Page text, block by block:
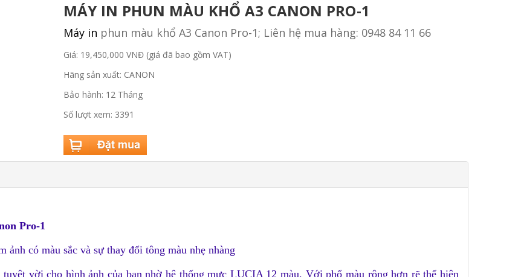
MÁY IN PHUN MÀU KHỔ A3 CANON PRO-1
Máy in phun màu khổ A3 Canon Pro-1; Liên hệ mua hàng: 0948 84 11 66
Giá: 19,450,000 VNĐ (giá đã bao gồm VAT)
Hãng sản xuất: CANON
Bảo hành: 12 Tháng
Số lượt xem: 3391
Pro-1
có màu sắc và sự thay đổi tông màu nhẹ nhàng
vời cho hình ảnh của bạn nhờ hệ thống mực LUCIA 12 màu. Với phổ màu rộng hơn rẽ thể hiện